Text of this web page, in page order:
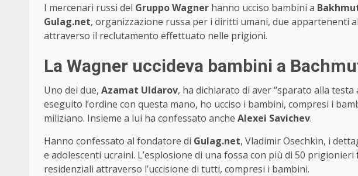
I mercenari russi del Gruppo Wagner hanno ucciso bambini a
Gulag.net, organizzazione russa per i diritti umani, due appartenenti
attraverso il reclutamento effettuato nelle prigioni.
La Wagner uccideva bambini a
Uno dei due, Azamat Uldarov, ha dichiarato di aver “sparato alla testa
eseguito l’ordine con questa mano, ho ucciso i bambini, compresi i
miliziano. Insieme a lui ha confessato anche Alexei Savichev.
Hanno confessato al fondatore di Gulag.net, Vladimir Osechkin, i
e adolescenti ucraini. L’esplosione di una fossa con più di 50 prigionieri
residenziali attraverso l’uccisione di tutti, compresi i bambini.